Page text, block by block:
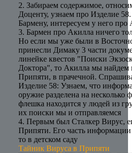
2. Забираем содержимое,
Доценту, узнаем про Изделие
Бармену, интересуем у него про
3. Бармен про Акилла ничего
Но если мы уже были в
принесли Димаку 3 части
линейке квестов "Поиски
Доктора", то Акилла мы найдем
Припяти, в прачечной.
Изделие 58: Узнаем, что
оружие разделена на несколько
флешка находится у людей из
их поиски мы и отправляемся
4. Первым был Сталкер Вирус,
Припяти. Его часть информации
то в детском саду
Тайник Вируса в Припяти